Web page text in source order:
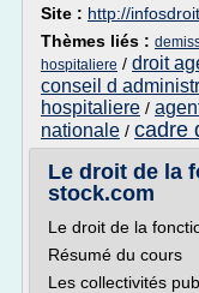
Site : http://
Thèmes liés :
hospitaliere / droit
conseil d
hospitaliere /
nationale / cadre
Le droit de la
stock.com
Le droit de la
Résumé du cours
Les collectivités